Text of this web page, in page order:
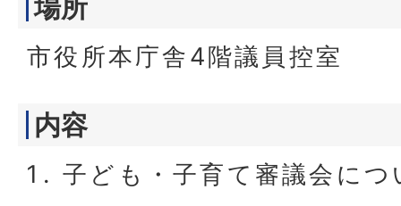
場所
市役所本庁舎4階議員控室
内容
子ども・子育て審議会につ